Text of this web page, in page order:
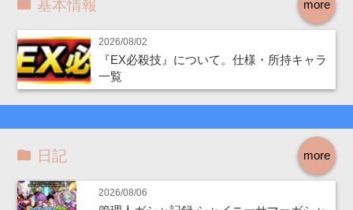
more
基本情報
2026/08/02
『EX必殺技』について。仕様・所持キャラ
一覧
more
日記
2026/08/06